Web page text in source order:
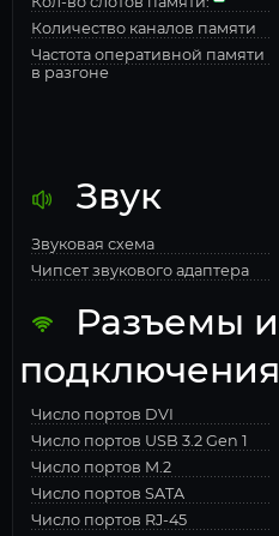
Количество каналов памяти
Частота оперативной памяти
в разгоне
Звук
Звуковая схема
Чипсет звукового адаптера
Разъемы и
подключения
Число портов DVI
Число портов USB 3.2 Gen 1
Число портов M.2
Число портов SATA
Число портов RJ-45